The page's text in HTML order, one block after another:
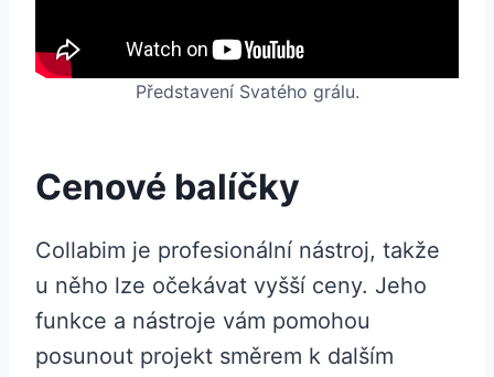
Představení Svatého grálu.
Cenové balíčky
Collabim je profesionální nástroj, takže
u něho lze očekávat vyšší ceny. Jeho
funkce a nástroje vám pomohou
posunout projekt směrem k dalším